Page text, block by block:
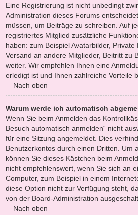
Eine Registrierung ist nicht unbedingt
Administration dieses Forums
müssen, um Beiträge zu schreiben. Auf
registriertes Mitglied zusätzliche
haben: zum Beispiel Avatarbilder,
Versand an andere Mitglieder, Beitritt zu
weiter. Wir empfehlen Ihnen eine
erledigt ist und Ihnen zahlreiche Vorteile
Nach oben
Warum werde ich automatisch
Wenn Sie beim Anmelden das
Besuch automatisch anmelden“ nicht
für eine Sitzung angemeldet. Dies
Benutzerkontos durch einen Dritten. Um
können Sie dieses Kästchen beim
nicht empfehlenswert, wenn Sie sich an
Computer, zum Beispiel in einem
diese Option nicht zur Verfügung steht,
von der Board-Administration
Nach oben